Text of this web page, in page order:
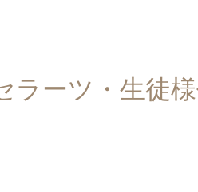
ラーツ・生徒